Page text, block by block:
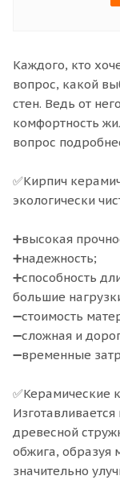
Каждого, кто
вопрос, какой
стен. Ведь от
комфортность
вопрос
✅Кирпич
экологически
➕высокая
➕надежность;
➕способность
большие
➖стоимость
➖сложная и
➖временные
✅Керамические
древесной
обжига, образуя
значительно